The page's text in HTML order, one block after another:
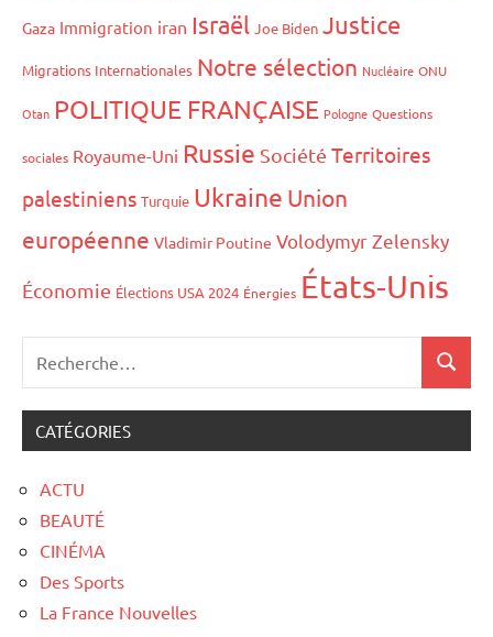
Gaza Immigration iran Israël Joe Biden Justice
Migrations Internationales Notre sélection Nucléaire ONU
Otan POLITIQUE FRANÇAISE Pologne Questions
sociales Royaume-Uni Russie Société Territoires
palestiniens Turquie Ukraine Union
européenne Vladimir Poutine Volodymyr Zelensky
Économie Élections USA 2024 Énergies États-Unis
CATÉGORIES
ACTU
BEAUTÉ
CINÉMA
Des Sports
La France Nouvelles